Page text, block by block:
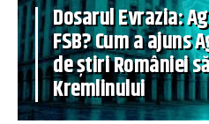
Dosarul Evrazia:
FSB? Cum a ajuns
de știri României
Kremlinului